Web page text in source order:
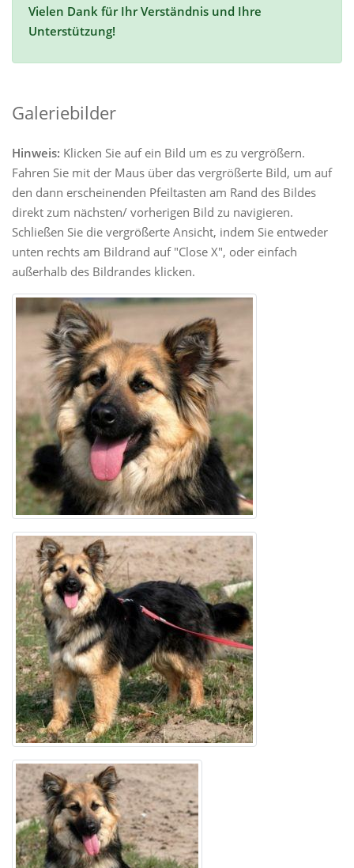
Vielen Dank für Ihr Verständnis und Ihre
Unterstützung!
Galeriebilder
Hinweis: Klicken Sie auf ein Bild um es zu vergrößern.
Fahren Sie mit der Maus über das vergrößerte Bild, um auf
den dann erscheinenden Pfeiltasten am Rand des Bildes
direkt zum nächsten/ vorherigen Bild zu navigieren.
Schließen Sie die vergrößerte Ansicht, indem Sie entweder
unten rechts am Bildrand auf "Close X", oder einfach
außerhalb des Bildrandes klicken.